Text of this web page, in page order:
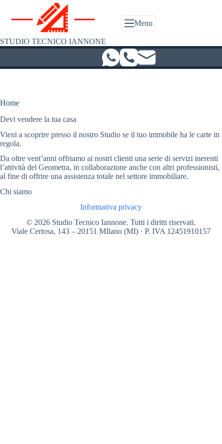
contenuto
STUDIO TECNICO IANNONE
Menu
Home
Devi vendere la tua casa
Vieni a scoprire presso il nostro Studio se il tuo immobile ha le carte in
regola.
Da oltre vent’anni offriamo ai nostri clienti una serie di servizi inerenti
l’attività del Geometra, in collaborazione anche con altri professionisti,
al fine di offrire una assistenza totale nel settore immobiliare.
Chi siamo
Informativa privacy
© 2026 Studio Tecnico Iannone. Tutti i diritti riservati.
Viale Certosa, 143 – 20151 MIlano (MI) · P. IVA 12451910157